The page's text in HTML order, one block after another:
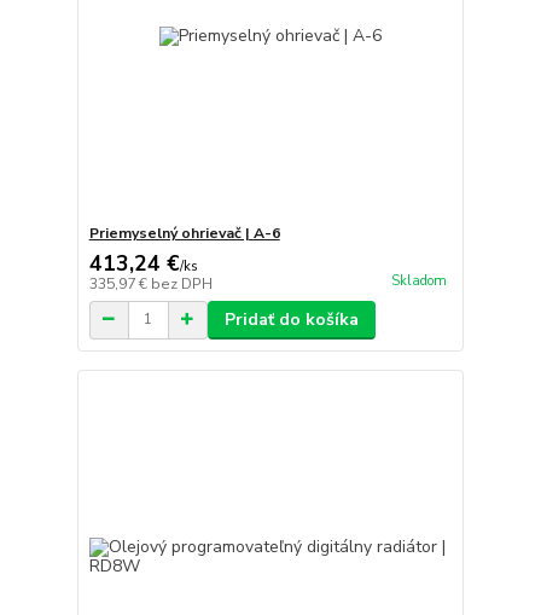
Priemyselný ohrievač | A-6
413,24 €/ks
335,97 € bez DPH Skladom
Pridať do košíka